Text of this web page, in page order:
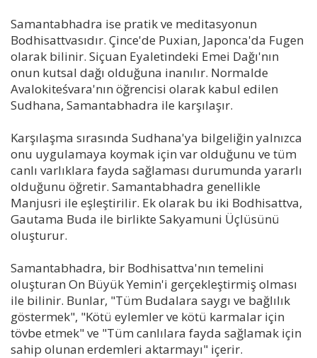
Samantabhadra ise pratik ve meditasyonun
Bodhisattvasıdır. Çince'de Puxian, Japonca'da Fugen
olarak bilinir. Siçuan Eyaletindeki Emei Dağı'nın
onun kutsal dağı olduğuna inanılır. Normalde
Avalokiteśvara'nın öğrencisi olarak kabul edilen
Sudhana, Samantabhadra ile karşılaşır.
Karşılaşma sırasında Sudhana'ya bilgeliğin yalnızca
onu uygulamaya koymak için var olduğunu ve tüm
canlı varlıklara fayda sağlaması durumunda yararlı
olduğunu öğretir. Samantabhadra genellikle
Manjusri ile eşleştirilir. Ek olarak bu iki Bodhisattva,
Gautama Buda ile birlikte Sakyamuni Üçlüsünü
oluşturur.
Samantabhadra, bir Bodhisattva'nın temelini
oluşturan On Büyük Yemin'i gerçekleştirmiş olması
ile bilinir. Bunlar, "Tüm Budalara saygı ve bağlılık
göstermek", "Kötü eylemler ve kötü karmalar için
tövbe etmek" ve "Tüm canlılara fayda sağlamak için
sahip olunan erdemleri aktarmayı" içerir.